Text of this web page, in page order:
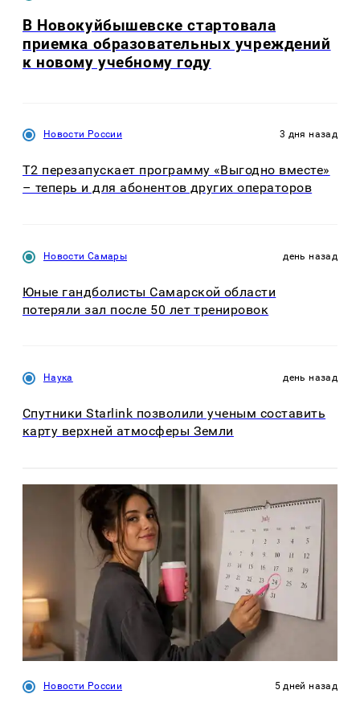
В Новокуйбышевске стартовала
приемка образовательных учреждений
к новому учебному году
Новости России 3 дня назад
Т2 перезапускает программу «Выгодно вместе»
– теперь и для абонентов других операторов
Новости Самары день назад
Юные гандболисты Самарской области
потеряли зал после 50 лет тренировок
Наука день назад
Спутники Starlink позволили ученым составить
карту верхней атмосферы Земли
Новости России 5 дней назад